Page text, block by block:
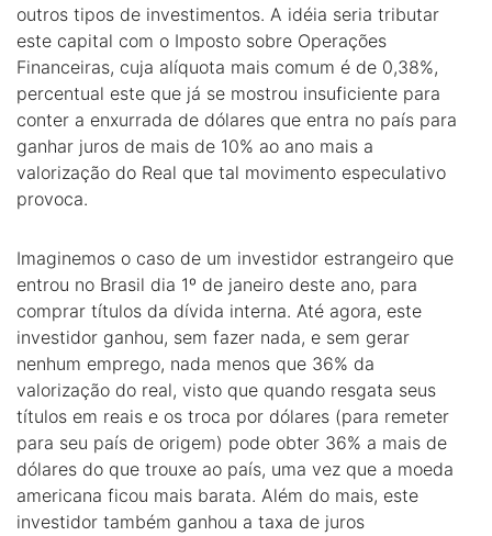
outros tipos de investimentos. A idéia seria tributar
este capital com o Imposto sobre Operações
Financeiras, cuja alíquota mais comum é de 0,38%,
percentual este que já se mostrou insuficiente para
conter a enxurrada de dólares que entra no país para
ganhar juros de mais de 10% ao ano mais a
valorização do Real que tal movimento especulativo
provoca.
Imaginemos o caso de um investidor estrangeiro que
entrou no Brasil dia 1º de janeiro deste ano, para
comprar títulos da dívida interna. Até agora, este
investidor ganhou, sem fazer nada, e sem gerar
nenhum emprego, nada menos que 36% da
valorização do real, visto que quando resgata seus
títulos em reais e os troca por dólares (para remeter
para seu país de origem) pode obter 36% a mais de
dólares do que trouxe ao país, uma vez que a moeda
americana ficou mais barata. Além do mais, este
investidor também ganhou a taxa de juros